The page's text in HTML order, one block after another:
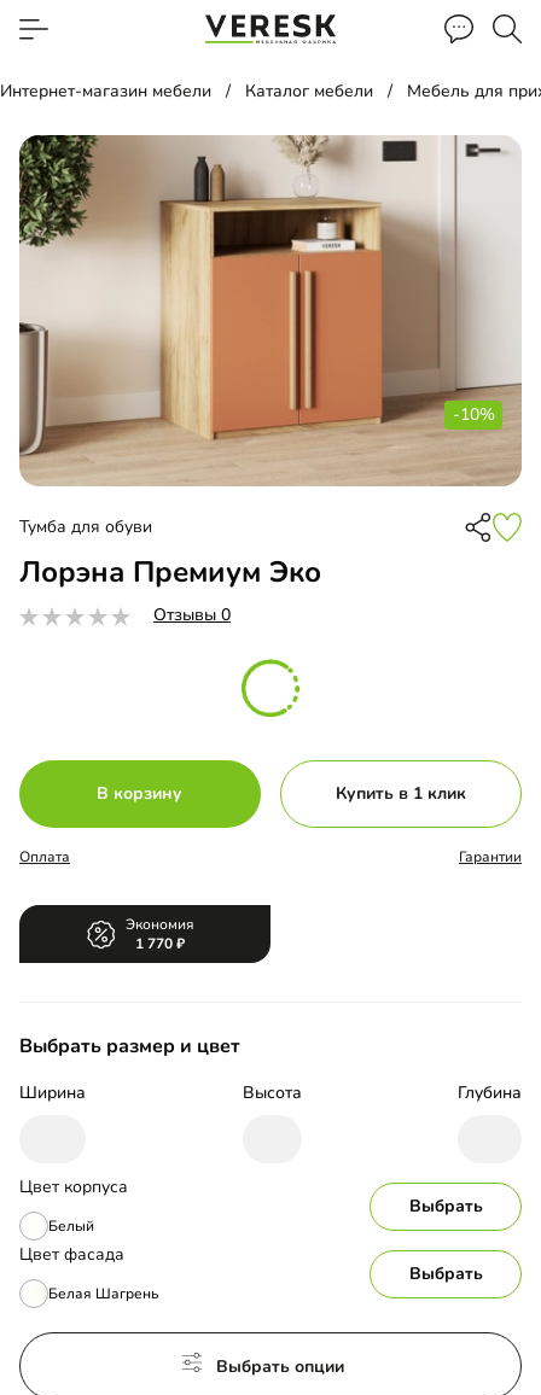
Интернет-магазин мебели Каталог мебели Мебель для
-10%
Тумба для обуви
Лорэна Премиум Эко
Отзывы 0
В корзину Купить в 1 клик
Оплата Гарантии
Экономия
1 770
Выбрать размер и цвет
Ширина Высота Глубина
Цвет корпуса
Белый
Выбрать
Цвет фасада
Белая Шагрень
Выбрать
Выбрать опции